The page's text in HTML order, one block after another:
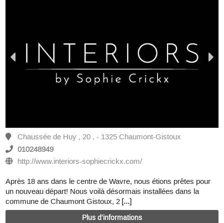
Chaussée de Huy , 20 , - 1325 Chaumont-Gistoux
010248949
http://www.interiors-sophiecrickx.com/
Après 18 ans dans le centre de Wavre, nous étions prêtes pour
un nouveau départ! Nous voilà désormais installées dans la
commune de Chaumont Gistoux, 2 [...]
Plus d'informations